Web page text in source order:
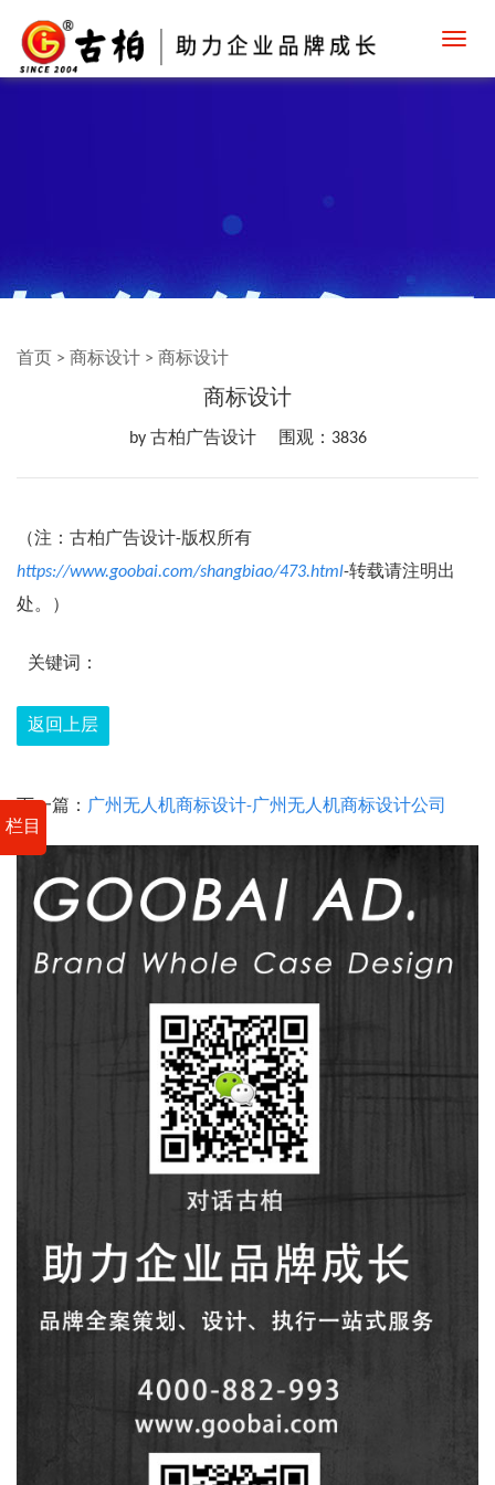
栏目
首页 > 商标设计 > 商标设计
商标设计
by 古柏广告设计 围观：3836
（注：古柏广告设计-版权所有
https://www.goobai.com/shangbiao/473.html-转载请注明出
处。）
关键词：
返回上层
下一篇： 广州无人机商标设计-广州无人机商标设计公司